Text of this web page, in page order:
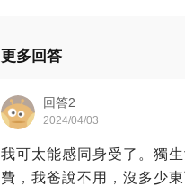
更多回答
回答2
2024/04/03
我可太能感同身受了。獨
費，我爸說不用，沒多少